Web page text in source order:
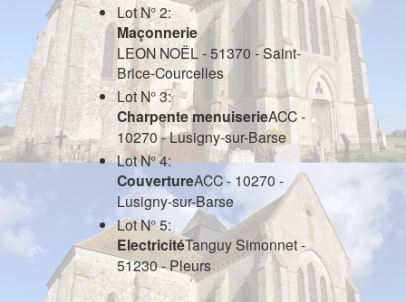
Lot N° 2:
Maçonnerie
LEON NOËL - 51370 - Saint-
Brice-Courcelles
Lot N° 3:
Charpente menuiserieACC -
10270 - Lusigny-sur-Barse
Lot N° 4:
CouvertureACC - 10270 -
Lusigny-sur-Barse
Lot N° 5:
ElectricitéTanguy Simonnet -
51230 - Pleurs